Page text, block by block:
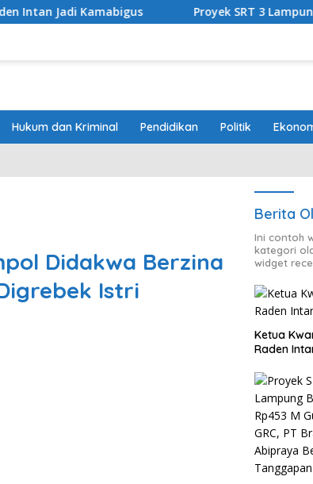
Proyek SRT 3 Lampung Bernilai
Hukum dan Kriminal Pendidikan Politik
Didakwa Berzina
Istri
Berita
Ini contoh
kategori
widget
Ketua
Raden